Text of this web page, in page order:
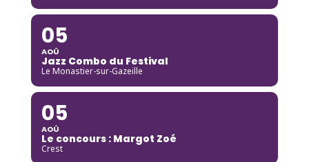
05
AOÛ
Jazz Combo du Festival
Le Monastier-sur-Gazeille
05
AOÛ
Le concours : Margot Zoé
Crest